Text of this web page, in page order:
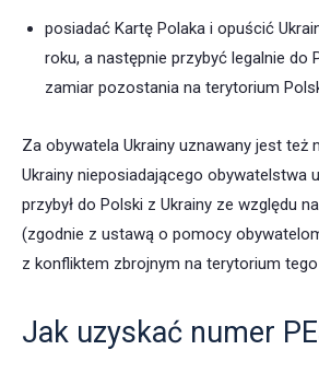
posiadać Kartę Polaka i opuścić
roku, a następnie przybyć legalnie do
zamiar pozostania na terytorium
Za obywatela Ukrainy uznawany jest też
Ukrainy nieposiadającego obywatelstwa
przybył do Polski z Ukrainy ze względu
(zgodnie z ustawą o pomocy
z konfliktem zbrojnym na terytorium
Jak uzyskać numer